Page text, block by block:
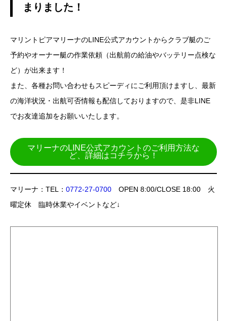
まりました！
マリントピアマリーナのLINE公式アカウントからクラブ艇のご
予約やオーナー艇の作業依頼（出航前の給油やバッテリー点検な
ど）が出来ます！
また、各種お問い合わせもスピーディにご利用頂けますし、最新
の海洋状況・出航可否情報も配信しておりますので、是非LINE
でお友達追加をお願いいたします。
マリーナのLINE公式アカウントのご利用方法な
ど、詳細はコチラから！
マリーナ：TEL： 0772-27-0700 OPEN 8:00/CLOSE 18:00 火
曜定休 臨時休業やイベントなど↓